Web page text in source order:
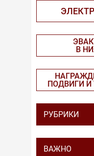
В
ПОДВИГИ И
РУБРИКИ
ВАЖНО